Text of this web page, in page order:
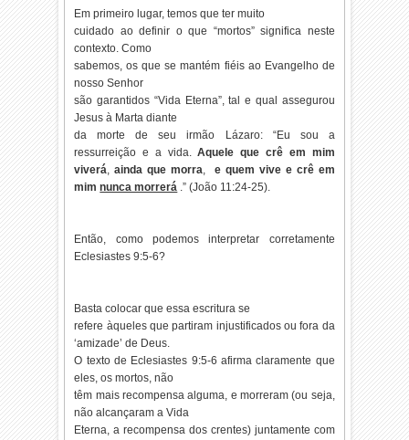
Em primeiro lugar, temos que ter muito
cuidado ao definir o que “mortos” significa neste
contexto. Como
sabemos, os que se mantém fiéis ao Evangelho de
nosso Senhor
são garantidos “Vida Eterna”, tal e qual assegurou
Jesus à Marta diante
da morte de seu irmão Lázaro: “Eu sou a
ressurreição e a vida.Aquele que crê em mim
viverá,ainda que morra,
e quem vive e crê em
mimnunca morrerá .” (João 11:24-25).
Então, como podemos interpretar corretamente
Eclesiastes 9:5-6?
Basta colocar que essa escritura se
refere àqueles que partiram injustificados ou fora da
‘amizade’ de Deus.
O texto de Eclesiastes 9:5-6 afirma claramente que
eles, os mortos, não
têm mais recompensa alguma, e morreram (ou seja,
não alcançaram a Vida
Eterna, a recompensa dos crentes) juntamente com